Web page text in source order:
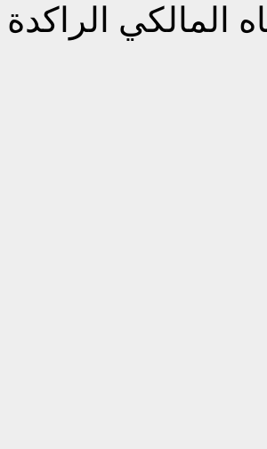
المالكي الراكدة